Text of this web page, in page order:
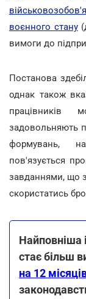
воєнного стану
вимоги до
Постанова
однак також
працівників
задовольняють
формувань,
пов'язується
завданнями, що
скористатись
Найповніша
стає більш
на 12